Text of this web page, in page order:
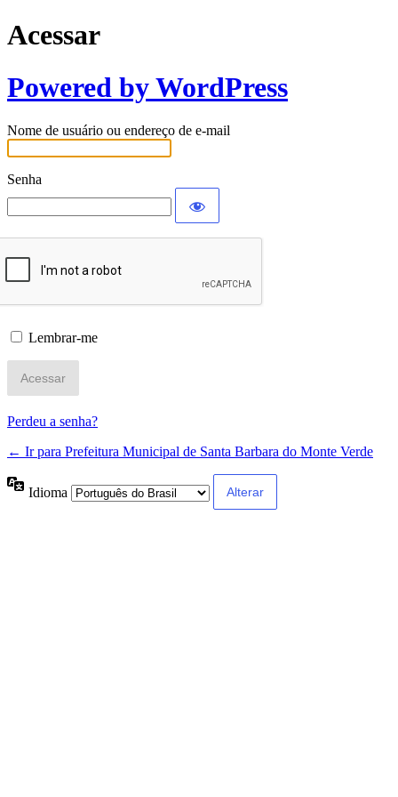
Acessar
Powered by WordPress
Nome de usuário ou endereço de e-mail
Senha
Lembrar-me
Perdeu a senha?
← Ir para Prefeitura Municipal de Santa Barbara do Monte Verde
Idioma